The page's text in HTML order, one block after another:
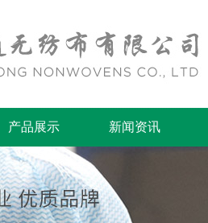
产品展示 新闻资讯